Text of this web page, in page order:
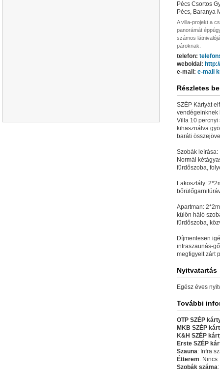
Pécs Csortos
Pécs, Baranya
A villa-projekt a
panorámát
számos
pároknak.
telefon:
weboldal:
e-mail: e-mail
Részletes
SZÉP Kártyát
vendégeinknek
Villa 10 percnyi
kihasználva
baráti
Szobák leírása:
Normál
fürdőszoba,
Lakosztály:
Apartman:
külön háló
fürdőszoba,
Díjmentesen
infraszaunás-
megfigyelt zárt
Nyitvatartás
Egész éves
További
OTP SZÉP
MKB SZÉP
K&H SZÉP
Erste SZÉP
Szauna: Infra
Étterem: Nincs
Szobák száma